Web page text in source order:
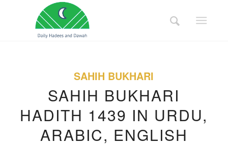
SAHIH BUKHARI
SAHIH BUKHARI
HADITH 1439 IN URDU,
ARABIC, ENGLISH